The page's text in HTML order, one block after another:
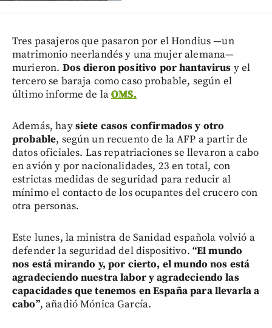
Tres pasajeros que pasaron por el Hondius —un
matrimonio neerlandés y una mujer alemana—
murieron. Dos dieron positivo por hantavirus y el
tercero se baraja como caso probable, según el
último informe de laOMS.
Además, haysiete casos confirmados y otro
probable, según un recuento de la AFP a partir de
datos oficiales. Las repatriaciones se llevaron a cabo
en avión y por nacionalidades, 23 en total, con
estrictas medidas de seguridad para reducir al
mínimo el contacto de los ocupantes del crucero con
otra personas.
Este lunes, la ministra de Sanidad española volvió a
defender la seguridad del dispositivo. “El mundo
nos está mirando y, por cierto, el mundo nos está
agradeciendo nuestra labor y agradeciendo las
capacidades que tenemos en España para llevarla a
cabo”, añadió Mónica García.